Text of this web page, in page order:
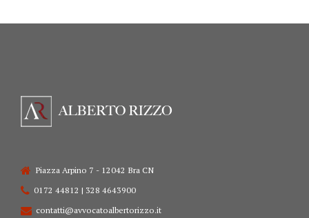
Piazza Arpino 7 - 12042 Bra CN
0172 44812 | 328 4643900
contatti@avvocatoalbertorizzo.it